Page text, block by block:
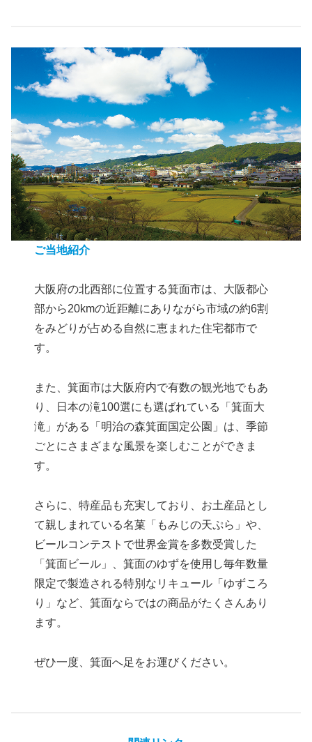
ご当地紹介
大阪府の北西部に位置する箕面市は、大阪都心
部から20kmの近距離にありながら市域の約6割
をみどりが占める自然に恵まれた住宅都市で
す。
また、箕面市は大阪府内で有数の観光地でもあ
り、日本の滝100選にも選ばれている「箕面大
滝」がある「明治の森箕面国定公園」は、季節
ごとにさまざまな風景を楽しむことができま
す。
さらに、特産品も充実しており、お土産品とし
て親しまれている名菓「もみじの天ぷら」や、
ビールコンテストで世界金賞を多数受賞した
「箕面ビール」、箕面のゆずを使用し毎年数量
限定で製造される特別なリキュール「ゆずころ
り」など、箕面ならではの商品がたくさんあり
ます。
ぜひ一度、箕面へ足をお運びください。